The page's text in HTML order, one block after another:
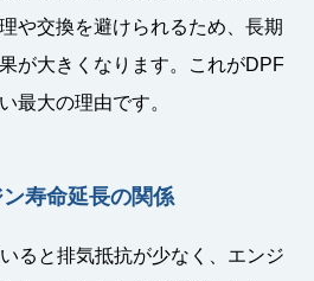
や交換を避けられるため、長期
が大きくなります。これがDPF
最大の理由です。
寿命延長の関係
ると排気抵抗が少なく、エンジ